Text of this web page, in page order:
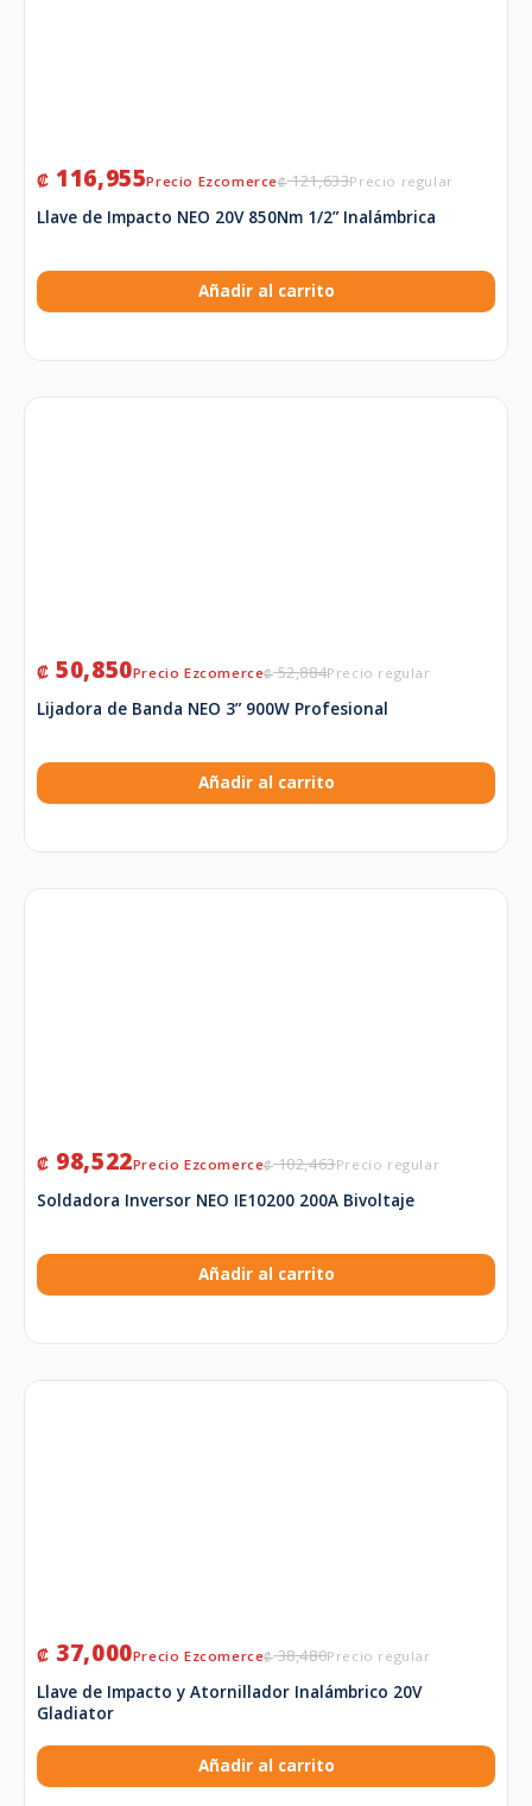
₡121,633
₡ 116,955
Llave de Impacto NEO 20V 850Nm 1/2” Inalámbrica
Añadir al carrito
₡52,884
₡ 50,850
Lijadora de Banda NEO 3” 900W Profesional
Añadir al carrito
₡102,463
₡ 98,522
Soldadora Inversor NEO IE10200 200A Bivoltaje
Añadir al carrito
₡38,480
₡ 37,000
Llave de Impacto y Atornillador Inalámbrico 20V
Gladiator
Añadir al carrito